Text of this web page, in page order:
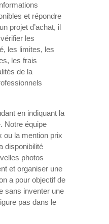
et répondre
projet d’achat, il
les
les limites, les
les frais
de la
en indiquant la
Notre équipe
ou la mention prix
disponibilité
photos
et organiser une
a pour objectif de
sans inventer une
pas dans le